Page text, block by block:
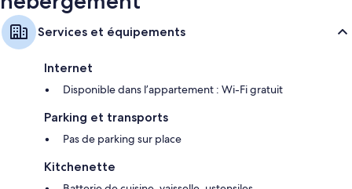
Services et équipements
Internet
Disponible dans l’appartement : Wi-Fi gratuit
Parking et transports
Pas de parking sur place
Kitchenette